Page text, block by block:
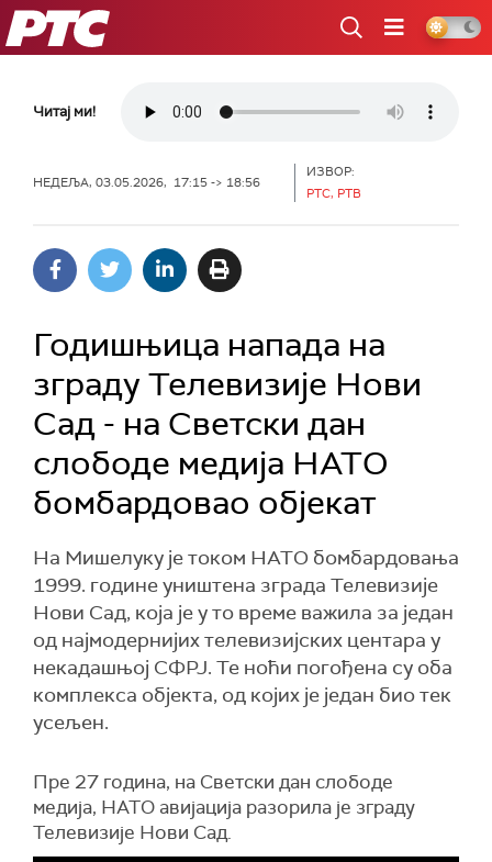
РТС
Читај ми!
НЕДЕЉА, 03.05.2026, 17:15 -> 18:56
ИЗВОР:
РТС, РТВ
Годишњица напада на
зграду Телевизије Нови
Сад - на Светски дан
слободе медија НАТО
бомбардовао објекат
На Мишелуку је током НАТО бомбардовања
1999. године уништена зграда Телевизије
Нови Сад, која је у то време важила за један
од најмодернијих телевизијских центара у
некадашњој СФРЈ. Те ноћи погођена су оба
комплекса објекта, од којих је један био тек
усељен.
Пре 27 година, на Светски дан слободе
медија, НАТО авијација разорила је зграду
Телевизије Нови Сад.